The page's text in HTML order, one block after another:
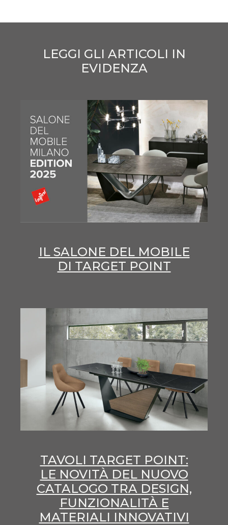
LEGGI GLI ARTICOLI IN
EVIDENZA
IL SALONE DEL MOBILE
DI TARGET POINT
TAVOLI TARGET POINT:
LE NOVITÀ DEL NUOVO
CATALOGO TRA DESIGN,
FUNZIONALITÀ E
MATERIALI INNOVATIVI